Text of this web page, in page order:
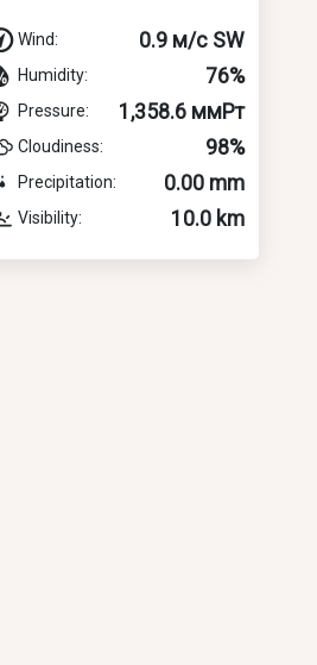
Wind: 0.9 м/с SW
Humidity: 76%
Pressure: 1,358.6 ммРт
Cloudiness: 98%
Precipitation: 0.00 mm
Visibility: 10.0 km